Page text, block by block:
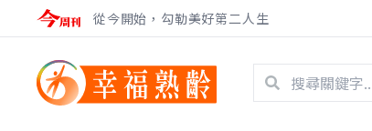
從今開始，勾勒美好第二人生